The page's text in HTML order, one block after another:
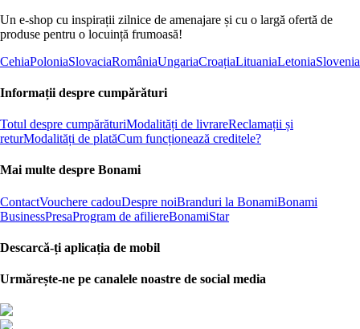
Un e-shop cu inspirații zilnice de amenajare și cu o largă ofertă de
produse pentru o locuință frumoasă!
CehiaPoloniaSlovaciaRomâniaUngariaCroațiaLituaniaLetoniaSlovenia
Informații despre cumpărături
Totul despre cumpărăturiModalități de livrareReclamații și
returModalități de platăCum funcționează creditele?
Mai multe despre Bonami
ContactVouchere cadouDespre noiBranduri la BonamiBonami
BusinessPresaProgram de afiliereBonamiStar
Descarcă-ți aplicația de mobil
Urmărește-ne pe canalele noastre de social media